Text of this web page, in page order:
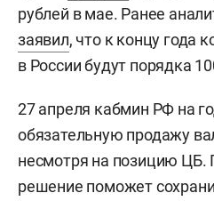
рублей в мае. Ранее
заявил, что к концу года
в России будут порядка
27 апреля кабмин РФ на
обязательную продажу
несмотря на позицию ЦБ.
решение поможет